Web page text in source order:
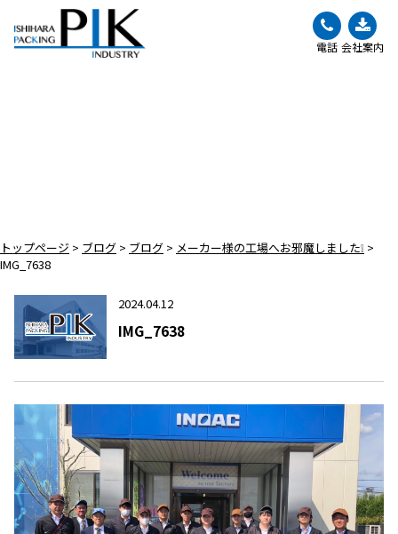
電話 会社案内
トップページ > ブログ > ブログ > メーカー様の工場へお邪魔しました❕ >
IMG_7638
2024.04.12
IMG_7638